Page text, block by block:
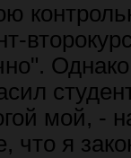
мой, -
что я